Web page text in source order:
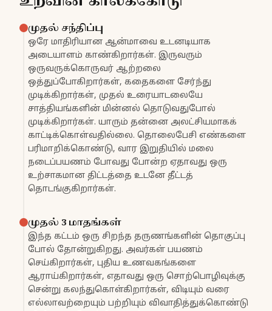
முதல் சந்திப்பு
ஒரே மாதிரியான ஆன்மாவை உடனடியாக
அடையாளம் காண்கிறார்கள். இருவரும்
ஒருவருக்கொருவர் ஆற்றலை
ஒத்துப்போகிறார்கள், கதைகளை சேர்ந்து
முடிக்கிறார்கள், முதல் உரையாடலையே
சாத்தியங்களின் மின்னல் தொடுவதுபோல்
முடிக்கிறார்கள். யாரும் தன்னை அலட்சியமாகக்
காட்டிக்கொள்வதில்லை. தொலைபேசி எண்களை
பரிமாறிக்கொண்டு, வார இறுதியில் மலை
நடைப்பயணம் போவது போன்ற ஏதாவது ஒரு
உற்சாகமான திட்டத்தை உடனே தீட்டத்
தொடங்குகிறார்கள்.
முதல் 3 மாதங்கள்
இந்த கட்டம் ஒரு சிறந்த தருணங்களின் தொகுப்பு
போல் தோன்றுகிறது. அவர்கள் பயணம்
செய்கிறார்கள், புதிய உணவகங்களை
ஆராய்கிறார்கள், எதாவது ஒரு சொற்பொழிவுக்கு
சென்று கலந்துகொள்கிறார்கள், விடியும் வரை
எல்லாவற்றையும் பற்றியும் விவாதித்துக்கொண்டு